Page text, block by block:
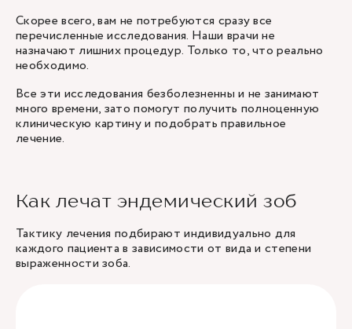
Скорее всего, вам не потребуются сразу все
перечисленные исследования. Наши врачи не
назначают лишних процедур. Только то, что реально
необходимо.
Все эти исследования безболезненны и не занимают
много времени, зато помогут получить полноценную
клиническую картину и подобрать правильное
лечение.
Как лечат эндемический зоб
Тактику лечения подбирают индивидуально для
каждого пациента в зависимости от вида и степени
выраженности зоба.